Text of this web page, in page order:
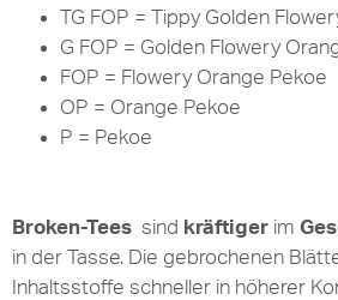
TG FOP = Tippy Golden
G FOP = Golden Flowery
FOP = Flowery Orange Pekoe
OP = Orange Pekoe
P = Pekoe
Broken-Tees sind kräftiger im
in der Tasse. Die gebrochenen
Inhaltsstoffe schneller in höherer